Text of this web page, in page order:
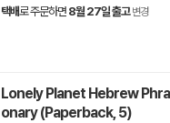
택배로 주문하면 8월 27일 출고 변경
Lonely Planet Hebrew
onary (Paperback, 5)